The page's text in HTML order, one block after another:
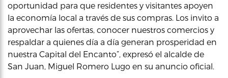
oportunidad para que residentes y visitantes apoyen
la economía local a través de sus compras. Los invito a
aprovechar las ofertas, conocer nuestros comercios y
respaldar a quienes día a día generan prosperidad en
nuestra Capital del Encanto”, expresó el alcalde de
San Juan, Miguel Romero Lugo en su anuncio oficial.